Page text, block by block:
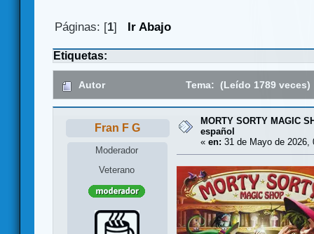
Páginas: [1] Ir Abajo
Etiquetas:
Autor Tema: (Leído 1789 veces)
Fran F G
Moderador
Veterano
MORTY SORTY MAGIC
español
« en: 31 de Mayo de 2026,